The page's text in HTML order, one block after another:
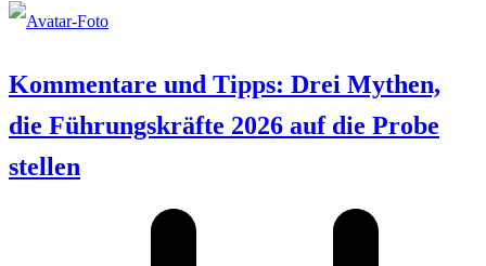
Kommentare und Tipps: Drei Mythen,
die Führungskräfte 2026 auf die Probe
stellen